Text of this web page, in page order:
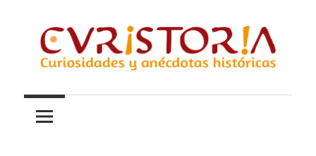
contenido
Curistoria
y
anécdotas